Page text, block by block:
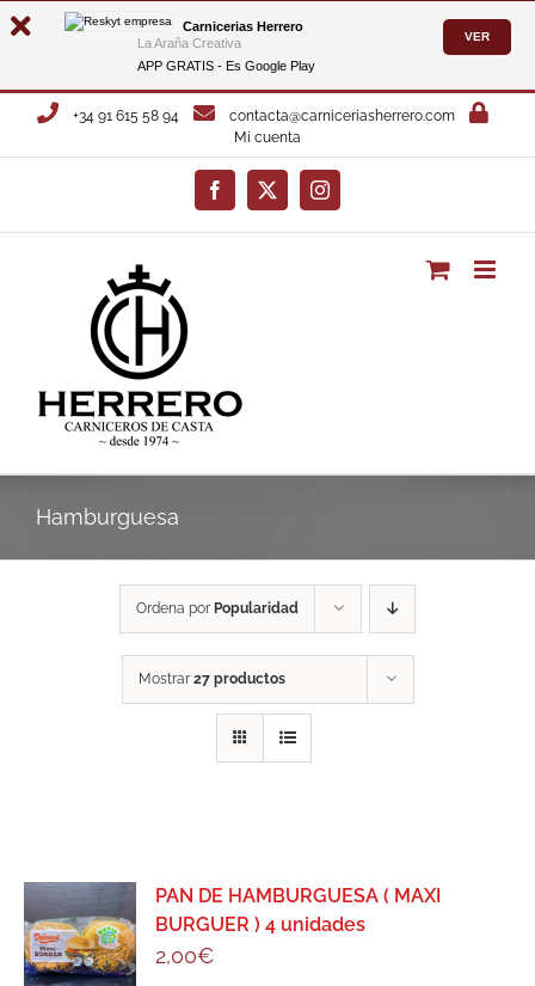
Carnicerias Herrero
La Araña Creativa
APP GRATIS - Es Google Play
VER
Saltar
+34 91 615 58 94
contacta@carniceriasherrero.com
Mi cuenta
Facebook
X Instagram
Hamburguesa
Ordena por Popularidad
Mostrar 27 productos
PAN DE HAMBURGUESA ( MAXI
BURGUER ) 4 unidades
2,00€